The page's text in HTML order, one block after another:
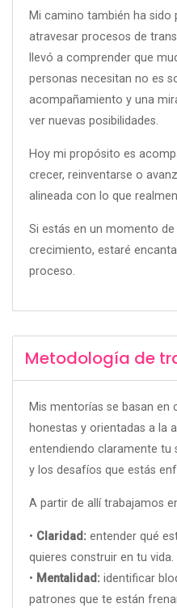
Mi camino también ha
atravesar procesos de
llevó a comprender que
personas necesitan no es
acompañamiento y una
ver nuevas posibilidades.
Hoy mi propósito es
crecer, reinventarse o
alineada con lo que
Si estás en un momento
crecimiento, estaré
proceso.
Metodología de
Mis mentorías se basan en
honestas y orientadas a la
entendiendo claramente tu
y los desafíos que estás
A partir de allí trabajamos
• Claridad: entender qué
quieres construir en tu vida.
• Mentalidad: identificar
patrones que te están